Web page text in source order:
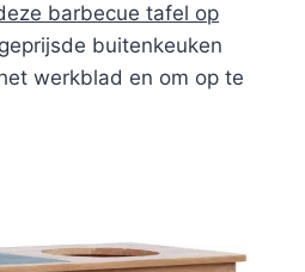
barbecue tafel op
buitenkeuken
werkblad en om op te